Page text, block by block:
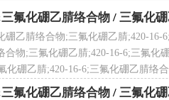
氟化硼乙腈络合物 / 三氟化
硼乙腈络合物;三氟化硼乙腈;420-16-
合物;三氟化硼乙腈;420-16-6;三氟化
化硼乙腈;420-16-6;三氟化硼乙腈络
;420-16-6;三氟化硼乙腈络合物;
氟化硼乙腈络合物 / 三氟化